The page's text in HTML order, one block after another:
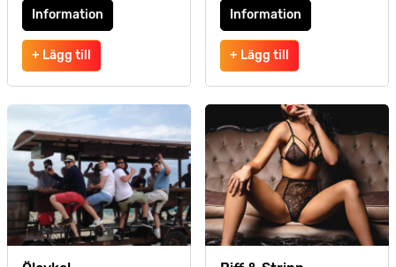
Information
+ Lägg till
Information
+ Lägg till